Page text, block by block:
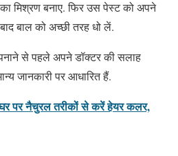
मिश्रण बनाए. फिर उस पेस्ट को अपने
बाल को अच्छी तरह धो लें.
से पहले अपने डॉक्टर की सलाह
जानकारी पर आधारित हैं.
पर नैचुरल तरीकों से करें हेयर कलर,